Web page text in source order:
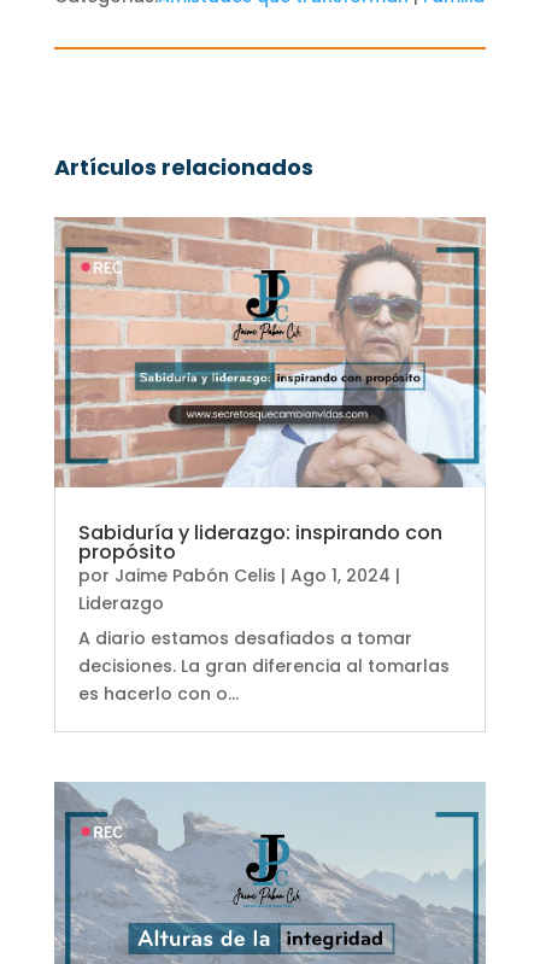
Artículos relacionados
Sabiduría y liderazgo: inspirando con
propósito
por Jaime Pabón Celis | Ago 1, 2024 |
Liderazgo
A diario estamos desafiados a tomar
decisiones. La gran diferencia al tomarlas
es hacerlo con o...